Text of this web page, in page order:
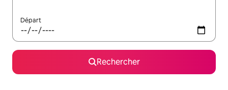
Départ
Rechercher